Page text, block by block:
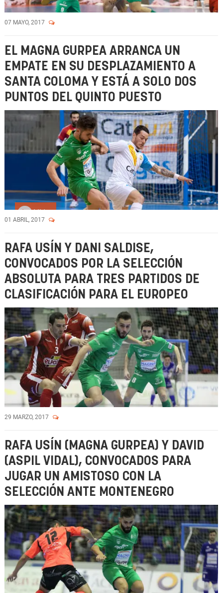
07 MAYO, 2017
EL MAGNA GURPEA ARRANCA UN
EMPATE EN SU DESPLAZAMIENTO A
SANTA COLOMA Y ESTÁ A SOLO DOS
PUNTOS DEL QUINTO PUESTO
01 ABRIL, 2017
RAFA USÍN Y DANI SALDISE,
CONVOCADOS POR LA SELECCIÓN
ABSOLUTA PARA TRES PARTIDOS DE
CLASIFICACIÓN PARA EL EUROPEO
29 MARZO, 2017
RAFA USÍN (MAGNA GURPEA) Y DAVID
(ASPIL VIDAL), CONVOCADOS PARA
JUGAR UN AMISTOSO CON LA
SELECCIÓN ANTE MONTENEGRO